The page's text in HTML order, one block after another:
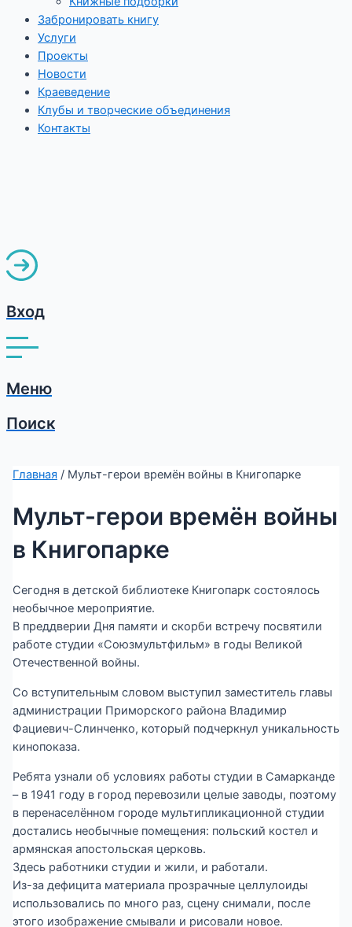
Забронировать книгу
Услуги
Проекты
Новости
Краеведение
Клубы и творческие объединения
Контакты
Вход
Меню
Поиск
Главная / Мульт-герои времён войны в Книгопарке
Мульт-герои времён войны
в Книгопарке
Сегодня в детской библиотеке Книгопарк состоялось
необычное мероприятие.
В преддверии Дня памяти и скорби встречу посвятили
работе студии «Союзмультфильм» в годы Великой
Отечественной войны.
Со вступительным словом выступил заместитель главы
администрации Приморского района Владимир
Фациевич-Слинченко, который подчеркнул уникальность
кинопоказа.
Ребята узнали об условиях работы студии в Самарканде
– в 1941 году в город перевозили целые заводы, поэтому
в перенаселённом городе мультипликационной студии
достались необычные помещения: польский костел и
армянская апостольская церковь.
Здесь работники студии и жили, и работали.
Из-за дефицита материала прозрачные целлулоиды
использовались по много раз, сцену снимали, после
этого изображение смывали и рисовали новое.